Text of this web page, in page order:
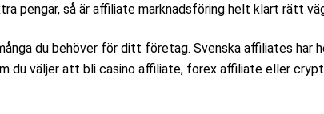
pengar, så är affiliate marknadsföring helt klart rätt
du behöver för ditt företag. Svenska affiliates har
du väljer att bli casino affiliate, forex affiliate eller